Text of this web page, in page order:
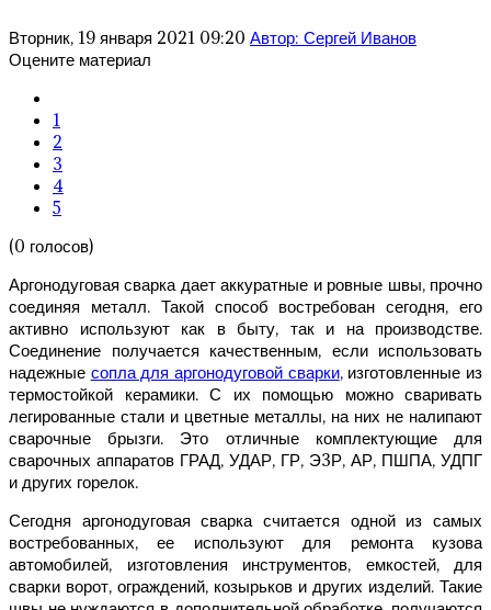
Вторник, 19 января 2021 09:20 Автор: Сергей Иванов
Оцените материал
1
2
3
4
5
(0 голосов)
Аргонодуговая сварка дает аккуратные и ровные швы, прочно
соединяя металл. Такой способ востребован сегодня, его
активно используют как в быту, так и на производстве.
Соединение получается качественным, если использовать
надежные сопла для аргонодуговой сварки, изготовленные из
термостойкой керамики. С их помощью можно сваривать
легированные стали и цветные металлы, на них не налипают
сварочные брызги. Это отличные комплектующие для
сварочных аппаратов ГРАД, УДАР, ГР, Э3Р, АР, ПШПА, УДПГ
и других горелок.
Сегодня аргонодуговая сварка считается одной из самых
востребованных, ее используют для ремонта кузова
автомобилей, изготовления инструментов, емкостей, для
сварки ворот, ограждений, козырьков и других изделий. Такие